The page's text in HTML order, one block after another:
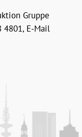
Gruppe
4801, E-Mail